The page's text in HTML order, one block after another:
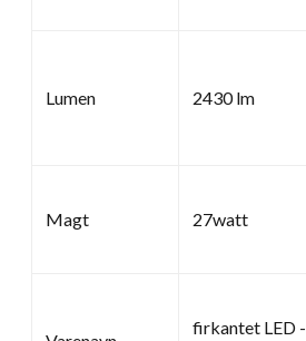
Lumen 2430 lm
Magt 27watt
firkantet LED -